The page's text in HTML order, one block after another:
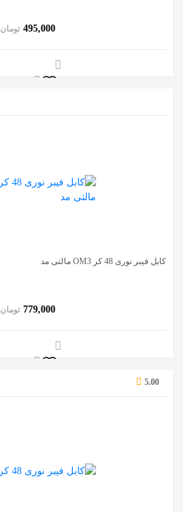
تومان 495,000
کابل فیبر نوری 48 کر OM3 مالتی مد
تومان 779,000
5.00